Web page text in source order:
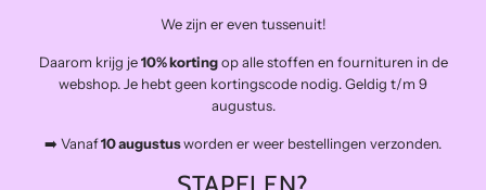
Veilig betalen
Snelle levering
Op afspraak open voor atelierbezoek en het afhalen van
bestellingen (buiten de naailessen om)
The Final Stitch bevindt zich in 'De Kroon', een verzamelgebouw voor
We zijn er even tussenuit!
Daarom krijg je10% kortingop alle stoffen en fournituren in de
webshop. Je hebt geen kortingscode nodig. Geldig t/m 9
augustus.
➡️ Vanaf10 augustusworden er weer bestellingen verzonden.